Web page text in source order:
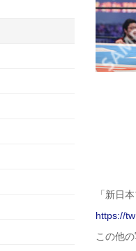
「新日
https://
この他